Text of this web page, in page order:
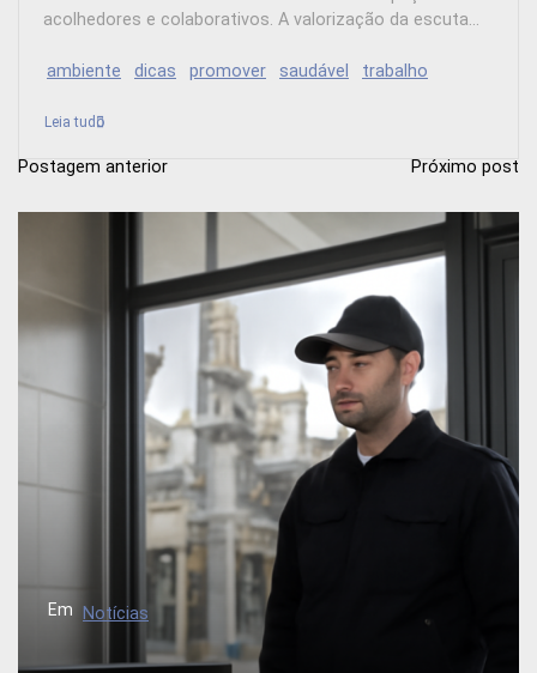
acolhedores e colaborativos. A valorização da escuta...
ambiente dicas promover saudável trabalho
Leia tudo
N
a
g
ç
Postagem anterior Próximo post
Em Notícias